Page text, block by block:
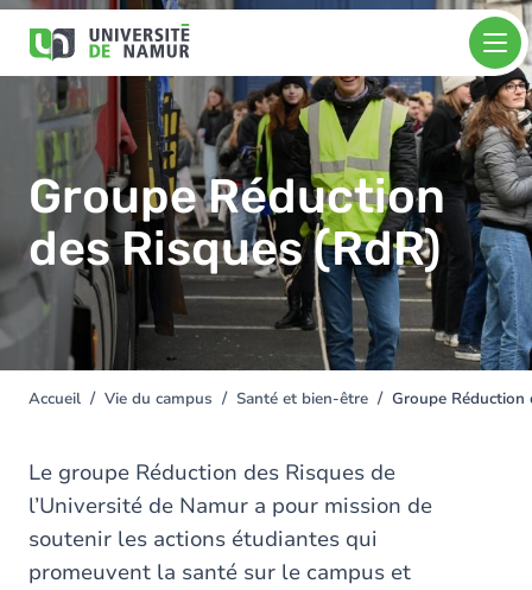
Aller au contenu principal
Aller
contenu
principal
Image
Groupe Réduction
des Risques (RdR)
You
here
Accueil Vie du campus Santé et bien-être Groupe Réduction
Le groupe Réduction des Risques de
l’Université de Namur a pour mission de
soutenir les actions étudiantes qui
promeuvent la santé sur le campus et